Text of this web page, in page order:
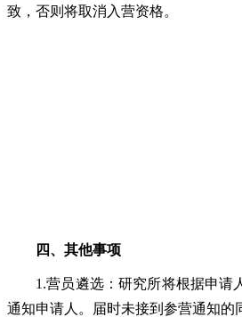
致，否则将取消入营资格。
四、其他事项
1.营员遴选：研究所将根据申请
通知申请人。届时未接到参营通知的